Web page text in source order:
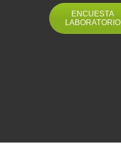
ENCUESTA
LABORATORIO